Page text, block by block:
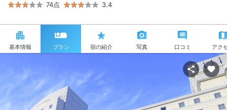
74点 3.4
基本情報 プラン 宿の紹介 写真 口コミ アク